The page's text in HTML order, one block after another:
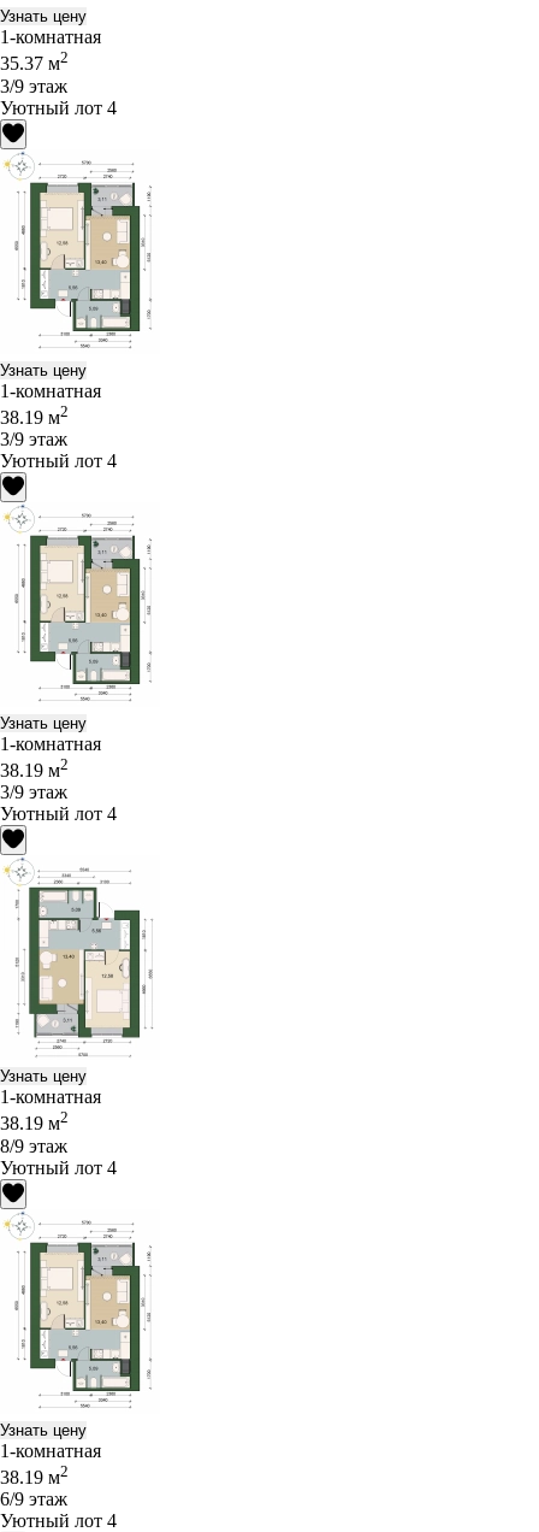
Узнать цену
1-комнатная
35.37 м2
3/9 этаж
Уютный лот 4
Узнать цену
1-комнатная
38.19 м2
3/9 этаж
Уютный лот 4
Узнать цену
1-комнатная
38.19 м2
3/9 этаж
Уютный лот 4
Узнать цену
1-комнатная
38.19 м2
8/9 этаж
Уютный лот 4
Узнать цену
1-комнатная
38.19 м2
6/9 этаж
Уютный лот 4